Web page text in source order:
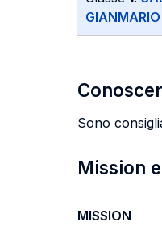
Sono
Mission
MISSION